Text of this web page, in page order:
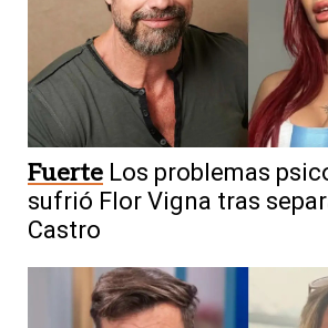
Fuerte Los problemas
sufrió Flor Vigna tras
Castro